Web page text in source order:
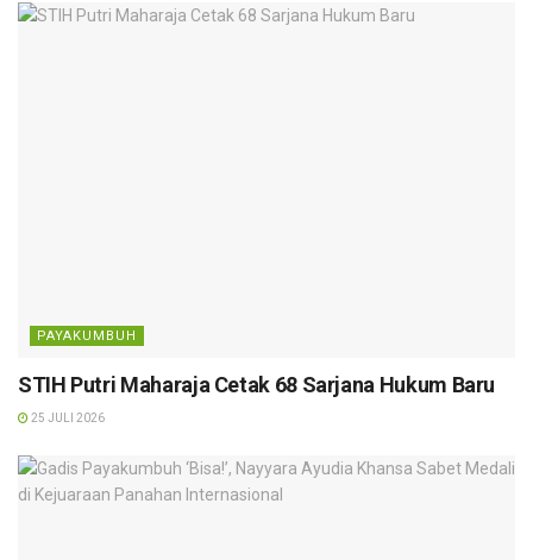
PAYAKUMBUH
STIH Putri Maharaja Cetak 68 Sarjana Hukum Baru
25 JULI 2026